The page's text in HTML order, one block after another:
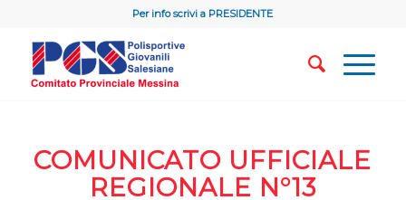
Per info scrivi a PRESIDENTE
COMUNICATO UFFICIALE
REGIONALE N°13